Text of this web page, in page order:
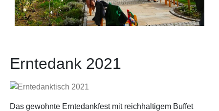
Erntedank 2021
Das gewohnte Erntedankfest mit reichhaltigem Buffet